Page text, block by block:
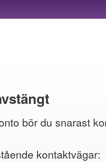
bör du snarast
kontaktvägar: